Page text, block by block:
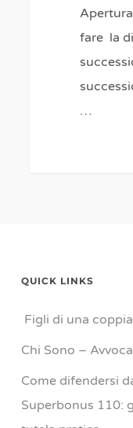
fare la
…
QUICK LINKS
Figli di una
Chi Sono –
Come difendersi
Superbonus 110: